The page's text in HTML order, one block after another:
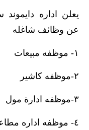
يعلن اداره
عن وظائف شاغله
١- موظفه مبيعات
٢-موظفه كاشير
٣-موظفه ادارة مول ( رسبشن )
٤- موظفه اداره مطاعم ( كابتن ) و ( ويتر )